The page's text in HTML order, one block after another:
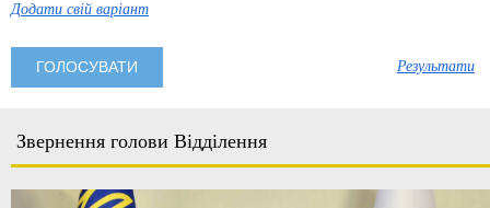
Додати свій варіант
Результати
Звернення голови Відділення